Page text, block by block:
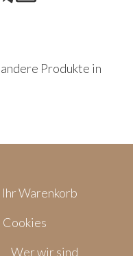
Produkte in
Ihr Warenkorb
Cookies
Wer wir sind